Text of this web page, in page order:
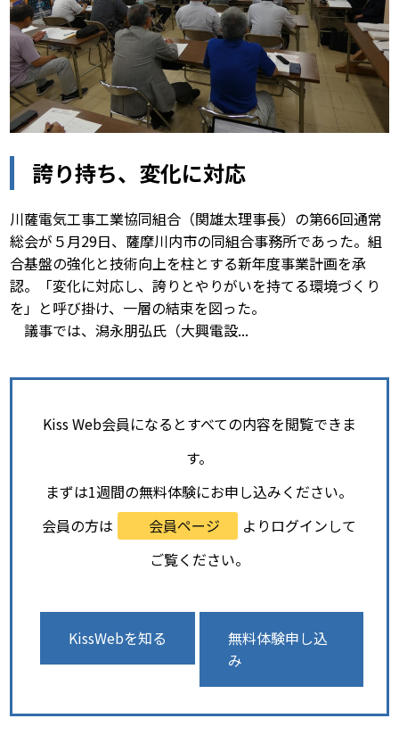
誇り持ち、変化に対応
川薩電気工事工業協同組合（関雄太理事長）の第66回通常
総会が５月29日、薩摩川内市の同組合事務所であった。組
合基盤の強化と技術向上を柱とする新年度事業計画を承
認。「変化に対応し、誇りとやりがいを持てる環境づくり
を」と呼び掛け、一層の結束を図った。
議事では、潟永朋弘氏（大興電設...
Kiss Web会員になるとすべての内容を閲覧できま
す。
まずは1週間の無料体験にお申し込みください。
会員の方は
会員ページ
よりログインして
ご覧ください。
KissWebを知る
無料体験申し込
み